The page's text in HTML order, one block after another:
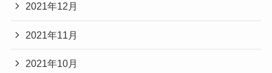
2021年12月
2021年11月
2021年10月